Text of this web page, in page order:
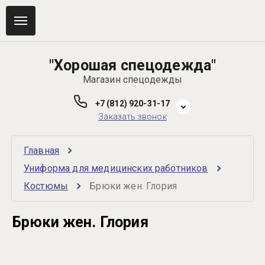
"Хорошая спецодежда"
Магазин спецодежды
+7 (812) 920-31-17
Заказать звонок
Главная
Униформа для медицинских работников
Костюмы
Брюки жен. Глория
Брюки жен. Глория